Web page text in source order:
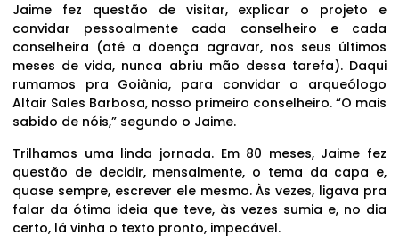
Jaime fez questão de visitar, explicar o projeto e
convidar pessoalmente cada conselheiro e cada
conselheira (até a doença agravar, nos seus últimos
meses de vida, nunca abriu mão dessa tarefa). Daqui
rumamos pra Goiânia, para convidar o arqueólogo
Altair Sales Barbosa, nosso primeiro conselheiro. “O mais
sabido de nóis,” segundo o Jaime.
Trilhamos uma linda jornada. Em 80 meses, Jaime fez
questão de decidir, mensalmente, o tema da capa e,
quase sempre, escrever ele mesmo. Às vezes, ligava pra
falar da ótima ideia que teve, às vezes sumia e, no dia
certo, lá vinha o texto pronto, impecável.